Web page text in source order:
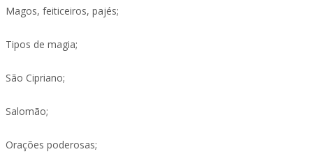
Magos, feiticeiros, pajés;
Tipos de magia;
São Cipriano;
Salomão;
Orações poderosas;